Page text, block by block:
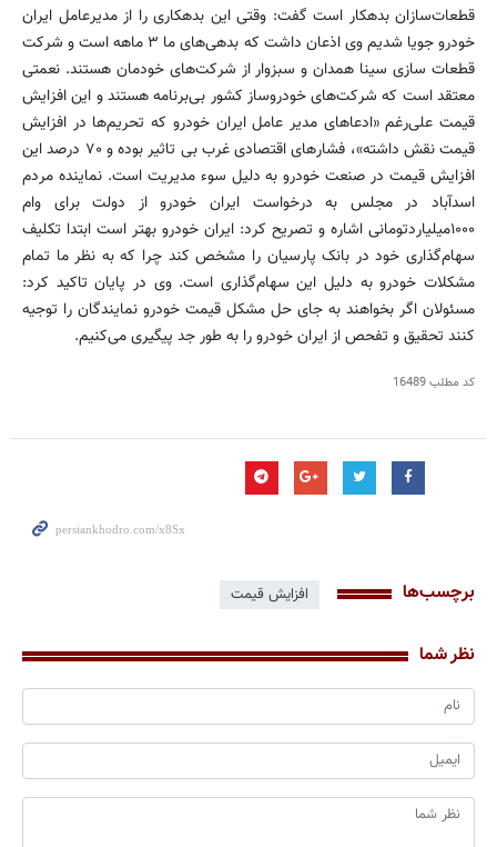
قطعات‌سازان بدهکار است گفت: وقتی این بدهکاری را از مدیرعامل ایران
خودرو جویا شدیم وی اذعان داشت که بدهی‌های ما ۳ ماهه است و شرکت
قطعات سازی سینا همدان و سبزوار از شرکت‌های خودمان هستند. نعمتی
معتقد است که شرکت‌های خودرو‌ساز کشور بی‌برنامه هستند و این افزایش
قیمت علی‌رغم «ادعاهای مدیر عامل ایران خودرو که تحریم‌ها در افزایش
قیمت نقش داشته»، فشارهای اقتصادی غرب بی تاثیر بوده و ۷۰ درصد این
افزایش قیمت در صنعت خودرو به دلیل سوء مدیریت است. نماینده مردم
اسد‌آباد در مجلس به درخواست ایران خودرو از دولت برای وام
۱۰۰۰میلیارد‌تومانی اشاره و تصریح کرد: ایران خودرو بهتر است ابتدا تکلیف
سهام‌گذاری خود در بانک پارسیان را مشخص کند چرا که به نظر ما تمام
مشکلات خودرو به دلیل این سهام‌گذاری است. وی در پایان تاکید کرد:
مسئولان اگر بخواهند به جای حل مشکل قیمت خودرو نمایندگان را توجیه
کنند تحقیق و تفحص از ایران خودرو را به طور جد پیگیری می‌کنیم.
کد مطلب16489
برچسب‌ها افزایش قیمت
نظر شما